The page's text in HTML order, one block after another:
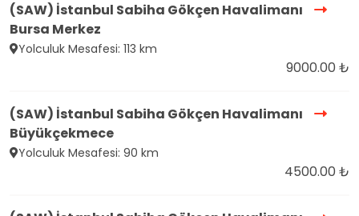
(SAW) İstanbul Sabiha Gökçen Havalimanı
Bursa Merkez
Yolculuk Mesafesi: 113 km
9000.00 ₺
(SAW) İstanbul Sabiha Gökçen Havalimanı
Büyükçekmece
Yolculuk Mesafesi: 90 km
4500.00 ₺